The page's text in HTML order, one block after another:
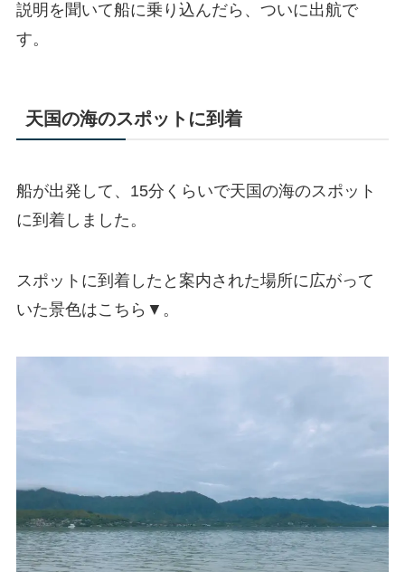
説明を聞いて船に乗り込んだら、ついに出航で
す。
天国の海のスポットに到着
船が出発して、15分くらいで天国の海のスポット
に到着しました。
スポットに到着したと案内された場所に広がって
いた景色はこちら▼。